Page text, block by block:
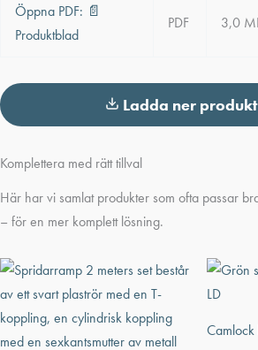
Öppna PDF: 📄
Produktblad
PDF 3,0
Ladda ner
Komplettera med rätt tillval
Här har vi samlat produkter som ofta passar
– för en mer komplett lösning.